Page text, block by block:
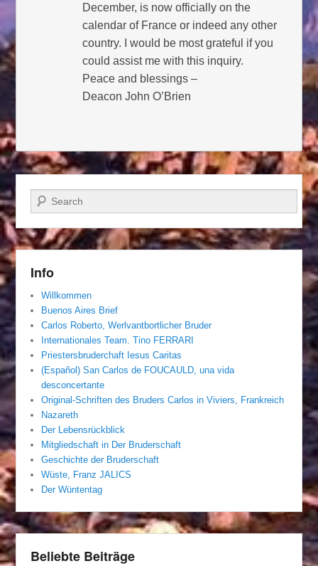
December, is now officially on the
calendar of France or indeed any other
country. I would be most grateful if you
could assist me with this inquiry.
Peace and blessings –
Deacon John O’Brien
Suchen
Info
Willkommen
Buenos Aires Brief
Carlos Roberto, Werlvantbortlicher Bruder
Internationales Team. Tino FERRARI
Priestersbruderchaft Iesus Caritas
(Español) San Carlos de FOUCAULD, una vida
desconcertante
Original-Schriften des Bruders Carlos in Viviers, Frankreich
Nazareth
Der Lebensrückblick
Mitgliedschaft in Der Bruderschaft
Geschichte der Bruderschaft
Wüste, Franz JALICS
Der Wüntentag
Beliebte Beiträge